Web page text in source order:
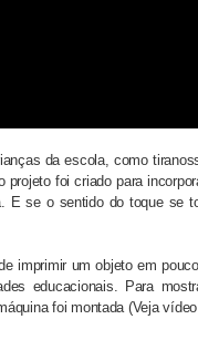
da escola, como
projeto foi criado para
E se o sentido do toque se
imprimir um objeto em
educacionais. Para
foi montada (Veja